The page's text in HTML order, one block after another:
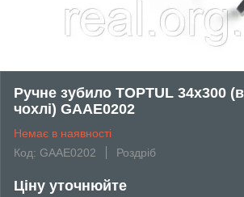
Ручне зубило TOPTUL 34х300
чохлі) GAAE0202
Немає в наявності
Код: GAAE0202
Роздріб
Ціну уточнюйте